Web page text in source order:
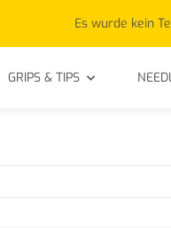
Es wurde kein
GRIPS & TIPS